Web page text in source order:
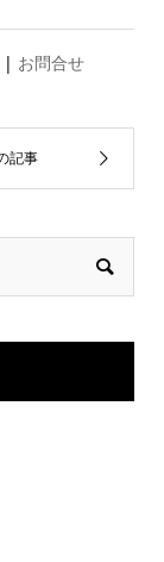
| お問合せ